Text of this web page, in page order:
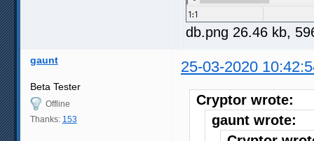
db.png 26.46 kb,
gaunt 25-03-2020
Beta Tester
Offline
Thanks: 153
Cryptor wrote:
gaunt wrote: